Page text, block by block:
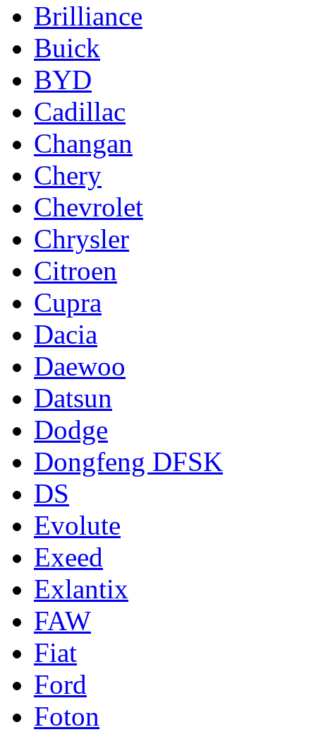
Brilliance
Buick
BYD
Cadillac
Changan
Chery
Chevrolet
Chrysler
Citroen
Cupra
Dacia
Daewoo
Datsun
Dodge
Dongfeng DFSK
DS
Evolute
Exeed
Exlantix
FAW
Fiat
Ford
Foton